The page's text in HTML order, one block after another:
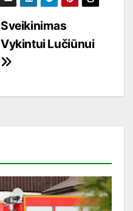
Sveikinimas
Vykintui Lučiūnui